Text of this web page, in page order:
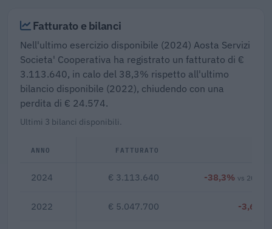
Fatturato e bilanci
Nell'ultimo esercizio disponibile (2024) Aosta Servizi
Societa' Cooperativa ha registrato un fatturato di €
3.113.640, in calo del 38,3% rispetto all'ultimo
bilancio disponibile (2022), chiudendo con una
perdita di € 24.574.
Ultimi 3 bilanci disponibili.
ANNO FATTURATO
2024 € 3.113.640 -38,3% vs 2022
2022 € 5.047.700 -3,6%